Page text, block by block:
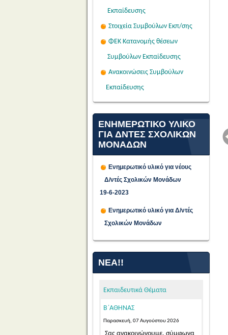
Εκπαίδευσης
Στοιχεία Συμβούλων Εκπ/σης
ΦΕΚ Κατανομής θέσεων
Συμβούλων Εκπαίδευσης
Ανακοινώσεις Συμβούλων
Εκπαίδευσης
ΕΝΗΜΕΡΩΤΙΚΟ ΥΛΙΚΟ
ΓΙΑ ΔΝΤΕΣ ΣΧΟΛΙΚΩΝ
ΜΟΝΑΔΩΝ
Ενημερωτικό υλικό για νέους
Δ/ντές Σχολικών Μονάδων
19-6-2023
Ενημερωτικό υλικό για Δ/ντές
Σχολικών Μονάδων
ΝΈΑ!!
Εκπαιδευτικά Θέματα
ΠΡΟΣΩΡΙΝΕΣ ΤΟΠΟΘΕΤΗΣΕΙΣ
ΓΙΑ ΤΟ ΔΙΔΑΚΤΙΚΟ ΕΤΟΣ 2026-
2027 ΕΚΠΑΙΔΕΥΤΙΚΩΝ ΓΕΝΙΚΗΣ
Σας ανακοινώνουμε, σύμφωνα
με την αριθμ. 15/7-8-2026 Πράξη
του Π.Υ.Σ.Π.Ε. Β΄ Αθήνας,...